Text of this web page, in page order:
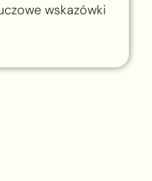
wskazówki